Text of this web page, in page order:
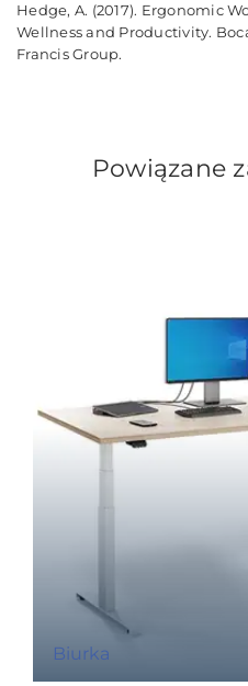
Hedge, A. (2017). Ergonomic
Wellness and Productivity.
Francis Group.
Powiązane
Biurka